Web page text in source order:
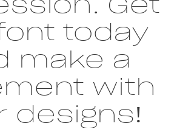
today
make a
with
designs!